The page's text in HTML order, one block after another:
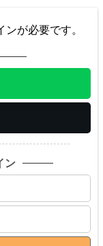
が必要です。
ン